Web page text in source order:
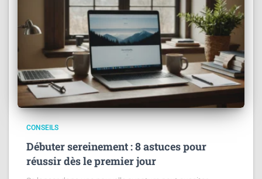
CONSEILS
Débuter sereinement : 8 astuces pour
réussir dès le premier jour